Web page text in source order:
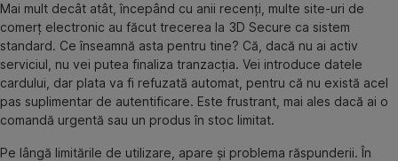
Mai mult decât atât, începând cu anii recenți, multe site-uri de
comerț electronic au făcut trecerea la 3D Secure ca sistem
standard. Ce înseamnă asta pentru tine? Că, dacă nu ai activ
serviciul, nu vei putea finaliza tranzacția. Vei introduce datele
cardului, dar plata va fi refuzată automat, pentru că nu există acel
pas suplimentar de autentificare. Este frustrant, mai ales dacă ai o
comandă urgentă sau un produs în stoc limitat.
Pe lângă limitările de utilizare, apare și problema răspunderii. În